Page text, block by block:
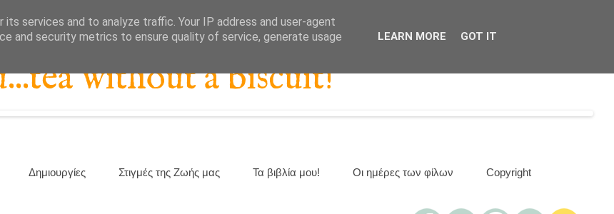
without a biscuit!
Δημιουργίες Στιγμές της Ζωής μας Τα βιβλία μου! Οι ημέρες των φίλων Copyright
services and to analyze traffic. Your IP address and user-agent
and security metrics to ensure quality of service, generate usage
LEARN MORE GOT IT